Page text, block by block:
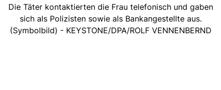
Die Täter kontaktierten die Frau telefonisch und gaben
sich als Polizisten sowie als Bankangestellte aus.
(Symbolbild) - KEYSTONE/DPA/ROLF VENNENBERND